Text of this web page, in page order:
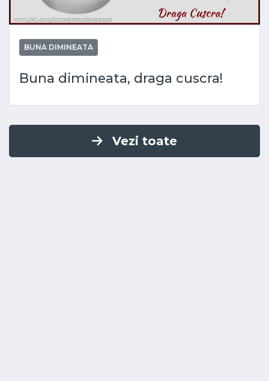
BUNA DIMINEATA
Buna dimineata, draga cuscra!
Vezi toate